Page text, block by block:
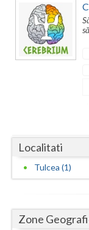
Calarasi
Caras-Severin
Dambovita
Giurgiu
Localitati
Tulcea (1)
Zone